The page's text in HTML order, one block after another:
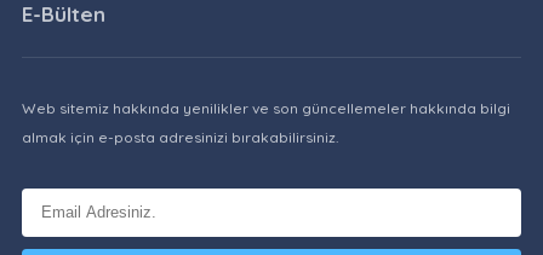
E-Bülten
Web sitemiz hakkında yenilikler ve son güncellemeler hakkında bilgi
almak için e-posta adresinizi bırakabilirsiniz.